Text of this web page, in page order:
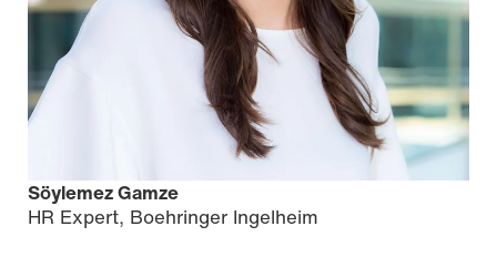
Söylemez Gamze
HR Expert, Boehringer Ingelheim